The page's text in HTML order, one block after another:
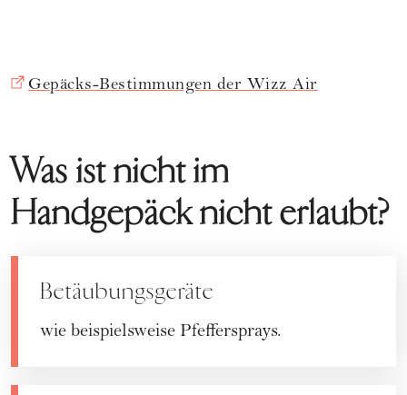
Gepäcks-Bestimmungen der Wizz Air
Was ist nicht im
Handgepäck nicht erlaubt?
Betäubungsgeräte
wie beispielsweise Pfeffersprays.